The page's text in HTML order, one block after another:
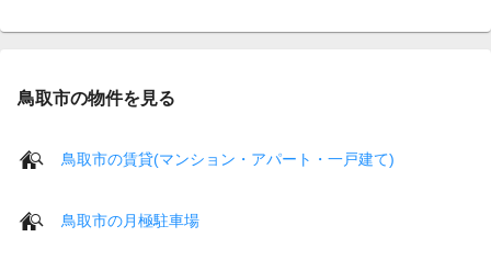
鳥取市の物件を見る
鳥取市の賃貸(マンション・アパート・一戸建て)
鳥取市の月極駐車場